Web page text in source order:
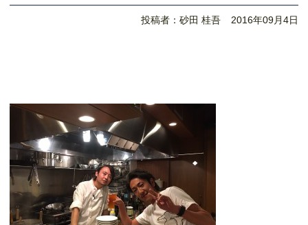
投稿者：砂田 桂吾 2016年09月4日